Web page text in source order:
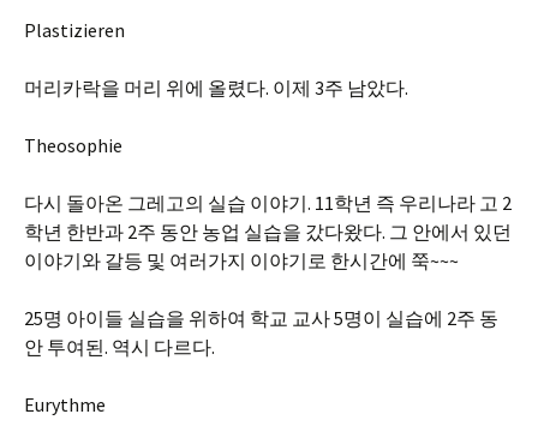
Plastizieren
머리카락을 머리 위에 올렸다. 이제 3주 남았다.
Theosophie
다시 돌아온 그레고의 실습 이야기. 11학년 즉 우리나라 고 2
학년 한반과 2주 동안 농업 실습을 갔다왔다. 그 안에서 있던
이야기와 갈등 및 여러가지 이야기로 한시간에 쭉~~~
25명 아이들 실습을 위하여 학교 교사 5명이 실습에 2주 동
안 투여된. 역시 다르다.
Eurythme